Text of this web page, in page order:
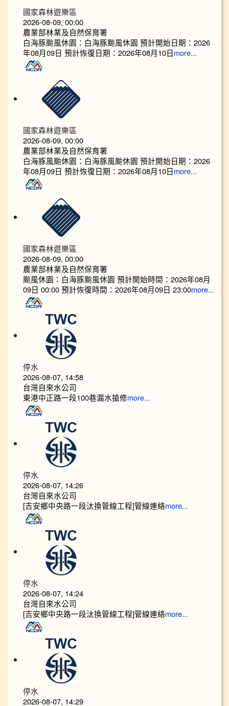
國家森林遊樂區
2026-08-09, 00:00
農業部林業及自然保育署
白海豚颱風休園：白海豚颱風休園 預計開始日期：2026
年08月09日 預計恢復日期：2026年08月10日 more...
國家森林遊樂區
2026-08-09, 00:00
農業部林業及自然保育署
白海豚風颱休園：白海豚風颱休園 預計開始日期：2026
年08月09日 預計恢復日期：2026年08月10日 more...
國家森林遊樂區
2026-08-09, 00:00
農業部林業及自然保育署
颱風休園：白海豚颱風休園 預計開始時間：2026年08月
09日 00:00 預計恢復時間：2026年08月09日 23:00more...
停水
2026-08-07, 14:58
台灣自來水公司
東港中正路一段100巷漏水搶修more...
停水
2026-08-07, 14:26
台灣自來水公司
[吉安鄉中央路一段汰換管線工程]管線連絡more...
停水
2026-08-07, 14:24
台灣自來水公司
[吉安鄉中央路一段汰換管線工程]管線連絡more...
停水
2026-08-07, 14:29